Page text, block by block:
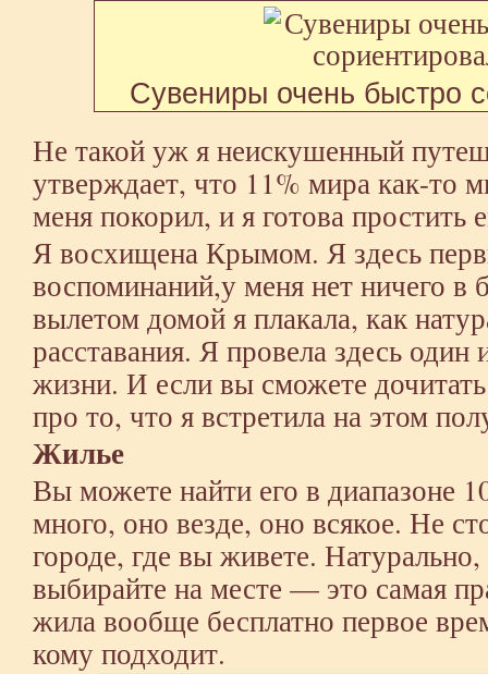
Сувениры очень быстро
Не такой уж я неискушенный
утверждает, что 11% мира как-
меня покорил, и я готова
Я восхищена Крымом. Я здесь
воспоминаний,у меня нет ничего в
вылетом домой я плакала, как
расставания. Я провела здесь
жизни. И если вы сможете
про то, что я встретила на этом
Жилье
Вы можете найти его в диапазоне
много, оно везде, оно всякое. Не
городе, где вы живете.
выбирайте на месте — это самая
жила вообще бесплатно первое
кому подходит.